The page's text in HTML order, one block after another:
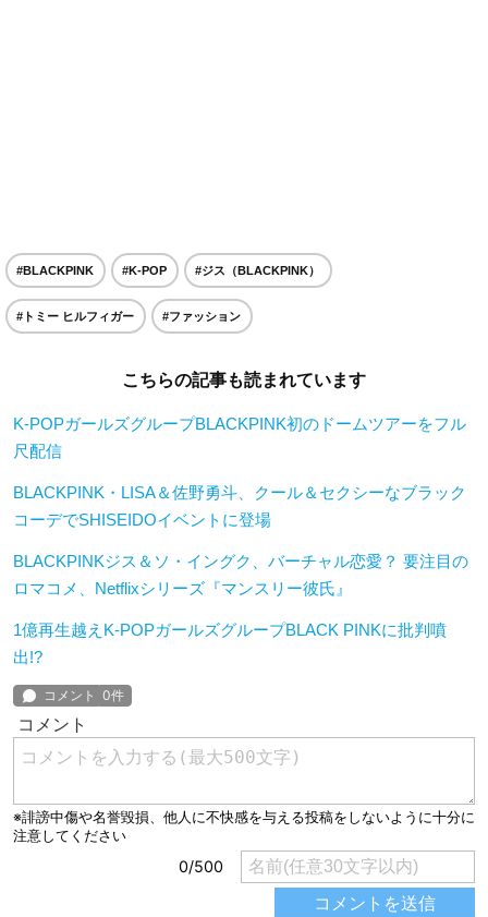
#BLACKPINK #K-POP #ジス（BLACKPINK）
#トミー ヒルフィガー #ファッション
こちらの記事も読まれています
K-POPガールズグループBLACKPINK初のドームツアーをフル
尺配信
BLACKPINK・LISA＆佐野勇斗、クール＆セクシーなブラック
コーデでSHISEIDOイベントに登場
BLACKPINKジス＆ソ・イングク、バーチャル恋愛？ 要注目の
ロマコメ、Netflixシリーズ『マンスリー彼氏』
1億再生越えK-POPガールズグループBLACK PINKに批判噴
出!?